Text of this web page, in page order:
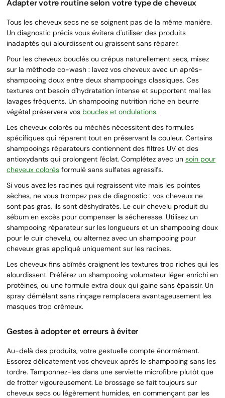
Adapter votre routine selon votre type de cheveux
Tous les cheveux secs ne se soignent pas de la même manière.
Un diagnostic précis vous évitera d'utiliser des produits
inadaptés qui alourdissent ou graissent sans réparer.
Pour les cheveux bouclés ou crépus naturellement secs, misez
sur la méthode co-wash : lavez vos cheveux avec un après-
shampooing doux entre deux shampooings classiques. Ces
textures ont besoin d'hydratation intense et supportent mal les
lavages fréquents. Un shampooing nutrition riche en beurre
végétal préservera vos boucles et ondulations.
Les cheveux colorés ou méchés nécessitent des formules
spécifiques qui réparent tout en préservant la couleur. Certains
shampooings réparateurs contiennent des filtres UV et des
antioxydants qui prolongent l'éclat. Complétez avec un soin pour
cheveux colorés formulé sans sulfates agressifs.
Si vous avez les racines qui regraissent vite mais les pointes
sèches, ne vous trompez pas de diagnostic : vos cheveux ne
sont pas gras, ils sont déshydratés. Le cuir chevelu produit du
sébum en excès pour compenser la sécheresse. Utilisez un
shampooing réparateur sur les longueurs et un shampooing doux
pour le cuir chevelu, ou alternez avec un shampooing pour
cheveux gras appliqué uniquement sur les racines.
Les cheveux fins abîmés craignent les textures trop riches qui les
alourdissent. Préférez un shampooing volumateur léger enrichi en
protéines, ou une formule extra doux qui gaine sans épaissir. Un
spray démêlant sans rinçage remplacera avantageusement les
masques trop crémeux.
Gestes à adopter et erreurs à éviter
Au-delà des produits, votre gestuelle compte énormément.
Essorez délicatement vos cheveux après le shampooing sans les
tordre. Tamponnez-les dans une serviette microfibre plutôt que
de frotter vigoureusement. Le brossage se fait toujours sur
cheveux secs ou légèrement humides, en commençant par les